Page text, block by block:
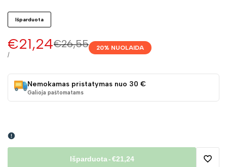
Išparduota
Įprasta
€26,55
Pardavimo
kaina
€21,24
VIENETO
/
20% NUOLAIDA
Nemokamas pristatymas nuo 30 €
Galioja paštomatams
Išparduota-€21,24